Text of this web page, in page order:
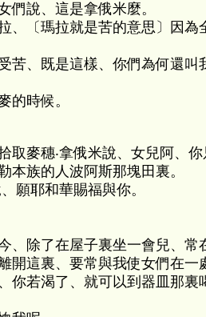
說、這是拿俄米麼。
、〔瑪拉就是苦的意思〕因為
苦、既是這樣、你們為何還叫
的時候。
麥穗‧拿俄米說、女兒阿、你
族的人波阿斯那塊田裏。
願耶和華賜福與你。
除了在屋子裏坐一會兒、常
這裏、要常與我使女們在一
你若渴了、就可以到器皿那裏